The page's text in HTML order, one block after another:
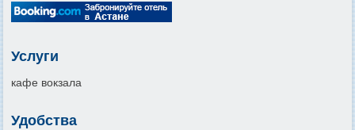
Услуги
кафе вокзала
Удобства